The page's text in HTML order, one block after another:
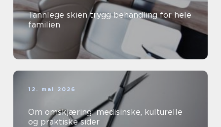
Tannlege skien trygg behandling for hele
familien
12. mai 2026
Om omskjæring: medisinske, kulturelle
og praktiske sider